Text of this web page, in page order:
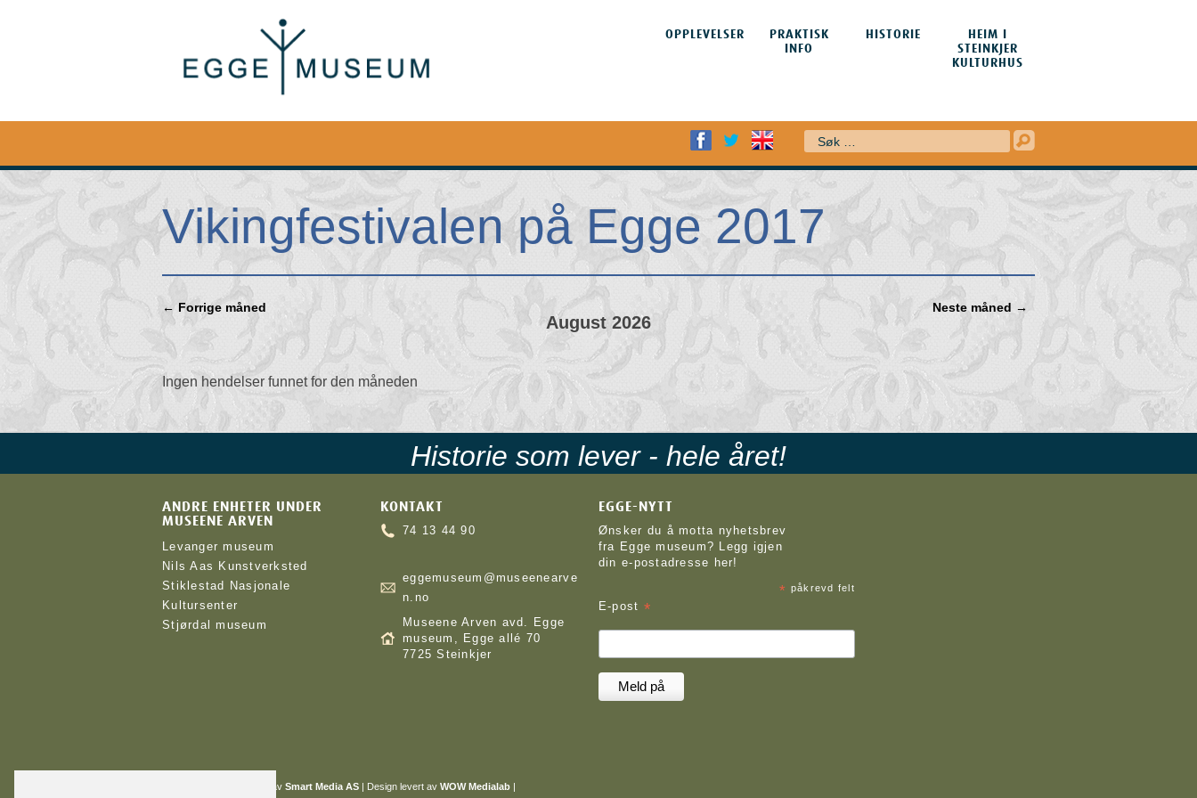
Meny
INNHOLDET
OPPLEVELSER
PRAKTISK
INFO
HISTORIE
HEIM I
STEINKJER
KULTURHUS
Søk
Vikingfestivalen på Egge 2017
← Forrige måned
August 2026
Neste måned →
Ingen hendelser funnet for den måneden
Historie som lever - hele året!
ANDRE ENHETER UNDER
MUSEENE ARVEN
Levanger museum
Nils Aas Kunstverksted
Stiklestad Nasjonale
Kultursenter
Stjørdal museum
KONTAKT
74 13 44 90
eggemuseum@museenearve
n.no
Museene Arven avd. Egge
museum, Egge allé 70
7725 Steinkjer
EGGE-NYTT
Ønsker du å motta nyhetsbrev
fra Egge museum? Legg igjen
din e-postadresse her!
* påkrevd felt
E-post *
Nettløsningen er levert av Smart Media AS Design levert av WOW Medialab